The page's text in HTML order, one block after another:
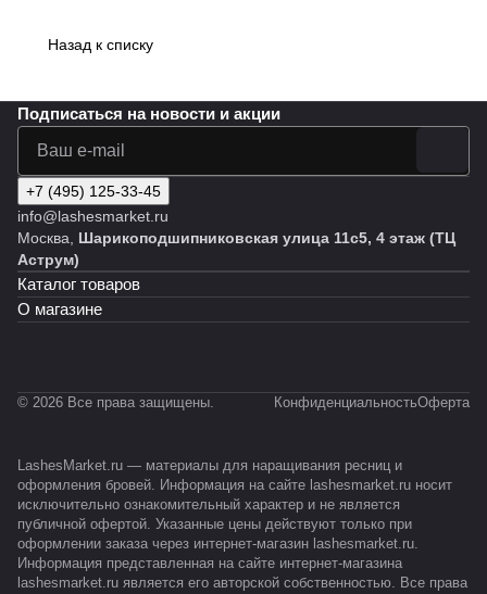
Назад к списку
Подписаться на новости и акции
+7 (495) 125-33-45
info@lashesmarket.ru
Москва, Шарикоподшипниковская улица 11с5, 4 этаж (ТЦ
Аструм)
Каталог товаров
О магазине
© 2026 Все права защищены. КонфиденциальностьОферта
LashesMarket.ru — материалы для наращивания ресниц и
оформления бровей. Информация на сайте lashesmarket.ru носит
исключительно ознакомительный характер и не является
публичной офертой. Указанные цены действуют только при
оформлении заказа через интернет-магазин lashesmarket.ru.
Информация представленная на сайте интернет-магазина
lashesmarket.ru является его авторской собственностью. Все права